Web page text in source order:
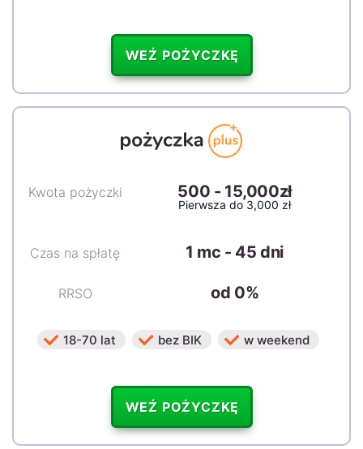
WEŹ POŻYCZKĘ
Kwota pożyczki
Czas na spłatę
RRSO
500 - 15,000zł
Pierwsza do 3,000 zł
1 mc - 45 dni
od 0%
18-70 lat bez BIK w weekend
WEŹ POŻYCZKĘ